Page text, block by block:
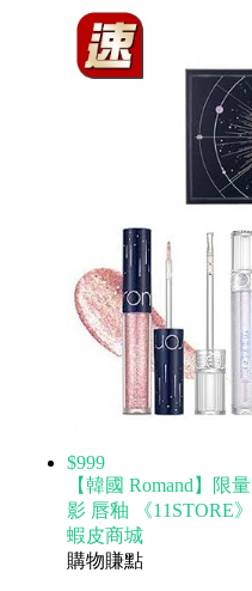
$999
【韓國 Romand】限
影 唇釉 《11STORE》
蝦皮商城
購物賺點